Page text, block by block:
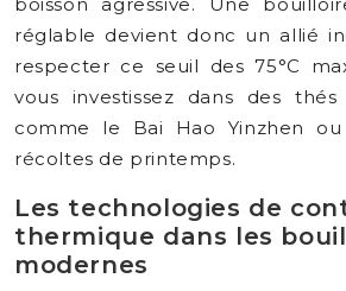
réglable devient donc un allié
respecter ce seuil des 75°C
vous investissez dans des
comme le Bai Hao Yinzhen
récoltes de printemps.
Les technologies de
thermique dans les
modernes